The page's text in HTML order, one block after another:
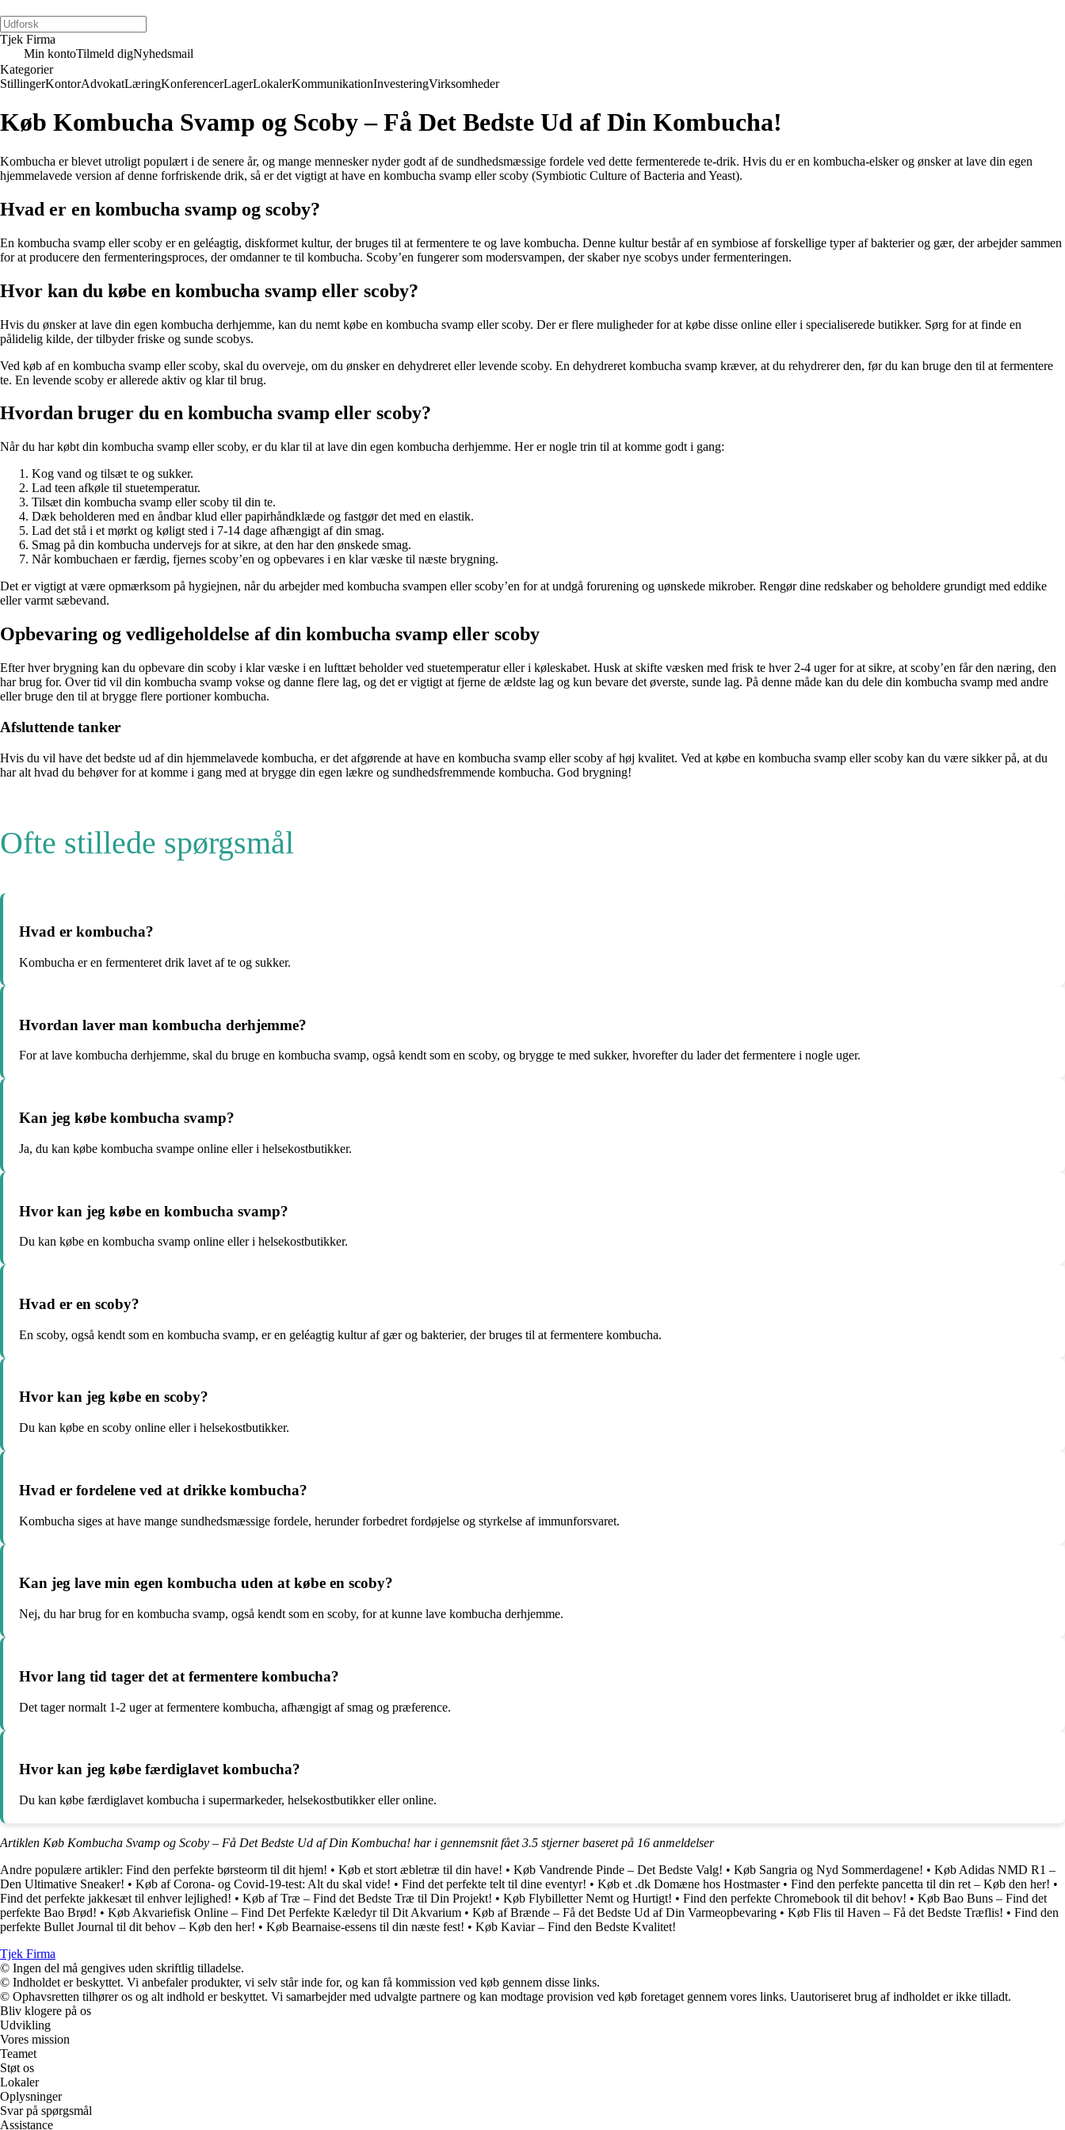
Tjek Firma
Min kontoTilmeld digNyhedsmail
Kategorier
StillingerKontorAdvokatLæringKonferencerLagerLokalerKommunikationInvesteringVirksomheder
Køb Kombucha Svamp og Scoby – Få Det Bedste Ud af Din Kombucha!
Kombucha er blevet utroligt populært i de senere år, og mange mennesker nyder godt af de sundhedsmæssige fordele ved dette fermenterede te-drik. Hvis du er en kombucha-elsker og ønsker at lave din egen
hjemmelavede version af denne forfriskende drik, så er det vigtigt at have en kombucha svamp eller scoby (Symbiotic Culture of Bacteria and Yeast).
Hvad er en kombucha svamp og scoby?
En kombucha svamp eller scoby er en geléagtig, diskformet kultur, der bruges til at fermentere te og lave kombucha. Denne kultur består af en symbiose af forskellige typer af bakterier og gær, der arbejder sammen
for at producere den fermenteringsproces, der omdanner te til kombucha. Scoby’en fungerer som modersvampen, der skaber nye scobys under fermenteringen.
Hvor kan du købe en kombucha svamp eller scoby?
Hvis du ønsker at lave din egen kombucha derhjemme, kan du nemt købe en kombucha svamp eller scoby. Der er flere muligheder for at købe disse online eller i specialiserede butikker. Sørg for at finde en
pålidelig kilde, der tilbyder friske og sunde scobys.
Ved køb af en kombucha svamp eller scoby, skal du overveje, om du ønsker en dehydreret eller levende scoby. En dehydreret kombucha svamp kræver, at du rehydrerer den, før du kan bruge den til at fermentere
te. En levende scoby er allerede aktiv og klar til brug.
Hvordan bruger du en kombucha svamp eller scoby?
Når du har købt din kombucha svamp eller scoby, er du klar til at lave din egen kombucha derhjemme. Her er nogle trin til at komme godt i gang:
Kog vand og tilsæt te og sukker.
Lad teen afkøle til stuetemperatur.
Tilsæt din kombucha svamp eller scoby til din te.
Dæk beholderen med en åndbar klud eller papirhåndklæde og fastgør det med en elastik.
Lad det stå i et mørkt og køligt sted i 7-14 dage afhængigt af din smag.
Smag på din kombucha undervejs for at sikre, at den har den ønskede smag.
Når kombuchaen er færdig, fjernes scoby’en og opbevares i en klar væske til næste brygning.
Det er vigtigt at være opmærksom på hygiejnen, når du arbejder med kombucha svampen eller scoby’en for at undgå forurening og uønskede mikrober. Rengør dine redskaber og beholdere grundigt med eddike
eller varmt sæbevand.
Opbevaring og vedligeholdelse af din kombucha svamp eller scoby
Efter hver brygning kan du opbevare din scoby i klar væske i en lufttæt beholder ved stuetemperatur eller i køleskabet. Husk at skifte væsken med frisk te hver 2-4 uger for at sikre, at scoby’en får den næring, den
har brug for. Over tid vil din kombucha svamp vokse og danne flere lag, og det er vigtigt at fjerne de ældste lag og kun bevare det øverste, sunde lag. På denne måde kan du dele din kombucha svamp med andre
eller bruge den til at brygge flere portioner kombucha.
Afsluttende tanker
Hvis du vil have det bedste ud af din hjemmelavede kombucha, er det afgørende at have en kombucha svamp eller scoby af høj kvalitet. Ved at købe en kombucha svamp eller scoby kan du være sikker på, at du
har alt hvad du behøver for at komme i gang med at brygge din egen lækre og sundhedsfremmende kombucha. God brygning!
Ofte stillede spørgsmål
Hvad er kombucha?
Kombucha er en fermenteret drik lavet af te og sukker.
Hvordan laver man kombucha derhjemme?
For at lave kombucha derhjemme, skal du bruge en kombucha svamp, også kendt som en scoby, og brygge te med sukker, hvorefter du lader det fermentere i nogle uger.
Kan jeg købe kombucha svamp?
Ja, du kan købe kombucha svampe online eller i helsekostbutikker.
Hvor kan jeg købe en kombucha svamp?
Du kan købe en kombucha svamp online eller i helsekostbutikker.
Hvad er en scoby?
En scoby, også kendt som en kombucha svamp, er en geléagtig kultur af gær og bakterier, der bruges til at fermentere kombucha.
Hvor kan jeg købe en scoby?
Du kan købe en scoby online eller i helsekostbutikker.
Hvad er fordelene ved at drikke kombucha?
Kombucha siges at have mange sundhedsmæssige fordele, herunder forbedret fordøjelse og styrkelse af immunforsvaret.
Kan jeg lave min egen kombucha uden at købe en scoby?
Nej, du har brug for en kombucha svamp, også kendt som en scoby, for at kunne lave kombucha derhjemme.
Hvor lang tid tager det at fermentere kombucha?
Det tager normalt 1-2 uger at fermentere kombucha, afhængigt af smag og præference.
Hvor kan jeg købe færdiglavet kombucha?
Du kan købe færdiglavet kombucha i supermarkeder, helsekostbutikker eller online.
Artiklen Køb Kombucha Svamp og Scoby – Få Det Bedste Ud af Din Kombucha! har i gennemsnit fået3.5 stjerner baseret på 16 anmeldelser
Andre populære artikler: Find den perfekte børsteorm til dit hjem! • Køb et stort æbletræ til din have! • Køb Vandrende Pinde – Det Bedste Valg! • Køb Sangria og Nyd Sommerdagene! • Køb Adidas NMD R1 –
Den Ultimative Sneaker! • Køb af Corona- og Covid-19-test: Alt du skal vide! • Find det perfekte telt til dine eventyr! • Køb et .dk Domæne hos Hostmaster• Find den perfekte pancetta til din ret – Køb den her! •
Find det perfekte jakkesæt til enhver lejlighed! • Køb af Træ – Find det Bedste Træ til Din Projekt! • Køb Flybilletter Nemt og Hurtigt! • Find den perfekte Chromebook til dit behov! • Køb Bao Buns – Find det
perfekte Bao Brød! • Køb Akvariefisk Online – Find Det Perfekte Kæledyr til Dit Akvarium • Køb af Brænde – Få det Bedste Ud af Din Varmeopbevaring • Køb Flis til Haven – Få det Bedste Træflis! • Find den
perfekte Bullet Journal til dit behov – Køb den her! • Køb Bearnaise-essens til din næste fest! • Køb Kaviar – Find den Bedste Kvalitet!
Tjek Firma
© Ingen del må gengives uden skriftlig tilladelse.
© Indholdet er beskyttet. Vi anbefaler produkter, vi selv står inde for, og kan få kommission ved køb gennem disse links.
© Ophavsretten tilhører os og alt indhold er beskyttet. Vi samarbejder med udvalgte partnere og kan modtage provision ved køb foretaget gennem vores links. Uautoriseret brug af indholdet er ikke tilladt.
Bliv klogere på os
Udvikling
Vores mission
Teamet
Støt os
Lokaler
Oplysninger
Svar på spørgsmål
Assistance